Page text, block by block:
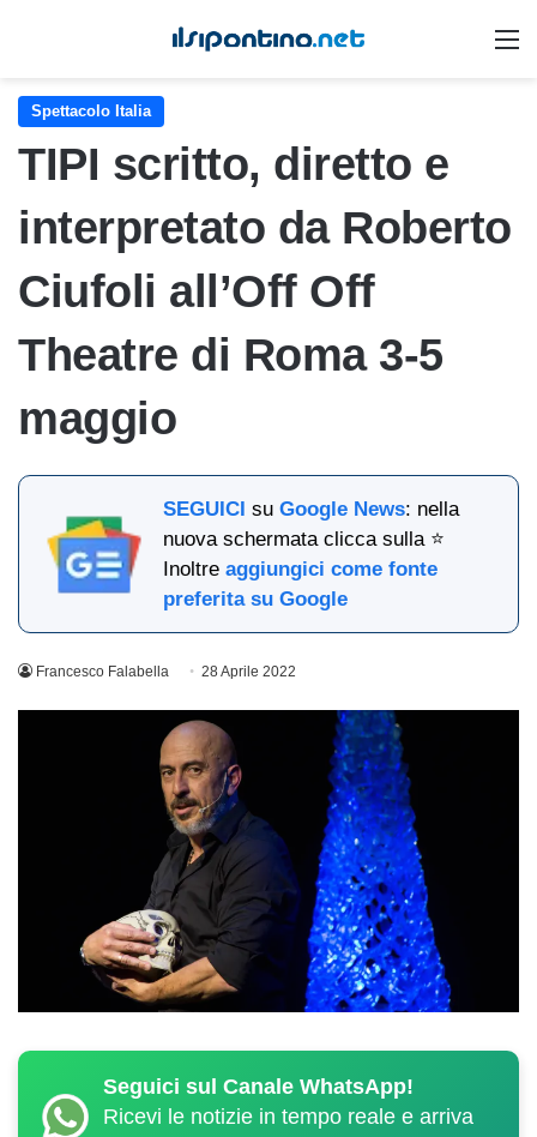
Spettacolo Italia
TIPI scritto, diretto e
interpretato da Roberto
Ciufoli all’Off Off
Theatre di Roma 3-5
maggio
SEGUICI suGoogle News: nella
nuova schermata clicca sulla ⭐
Inoltreaggiungici come fonte
preferita su Google
Francesco Falabella 28 Aprile 2022
Seguici sul Canale WhatsApp!
Ricevi le notizie in tempo reale e arriva